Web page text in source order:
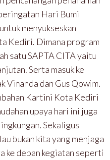
Hari Bumi
menyukseskan
Kediri. Dimana program
satu SAPTA CITA yaitu
Serta masuk ke
Vinanda dan Gus Qowim.
Kartini Kota Kediri
upaya hari ini juga
Sekaligus
bukan kita yang menjaga
ke depan kegiatan seperti